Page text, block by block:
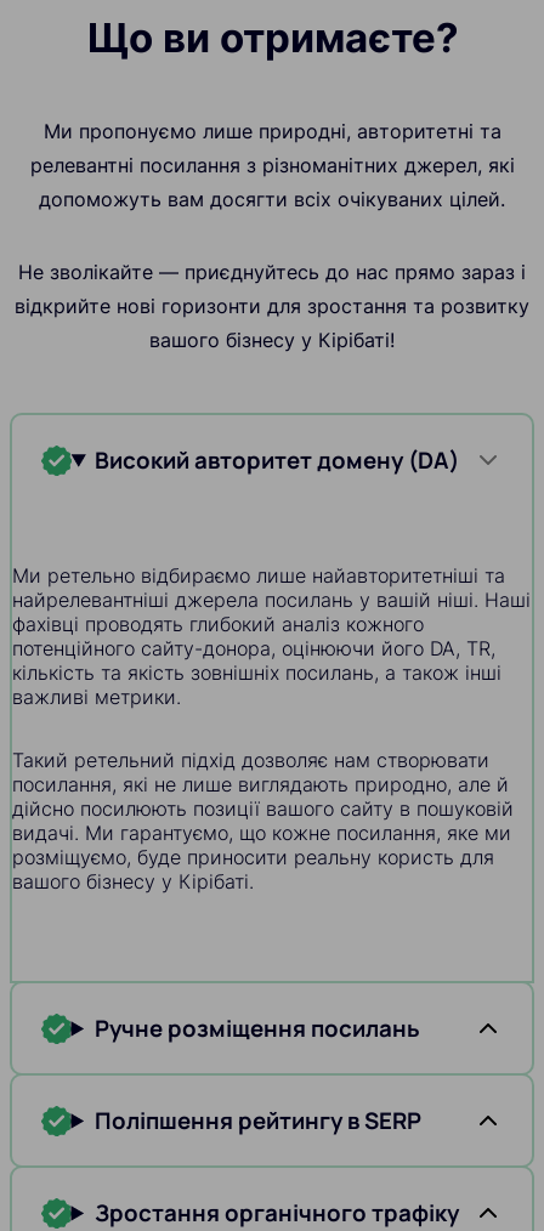
Що ви отримаєте?
Ми пропонуємо лише природні, авторитетні та
релевантні посилання з різноманітних джерел, які
допоможуть вам досягти всіх очікуваних цілей.
Не зволікайте — приєднуйтесь до нас прямо зараз і
відкрийте нові горизонти для зростання та розвитку
вашого бізнесу у Кірібаті!
Високий авторитет домену (DA)
Ми ретельно відбираємо лише найавторитетніші та
найрелевантніші джерела посилань у вашій ніші. Наші
фахівці проводять глибокий аналіз кожного
потенційного сайту-донора, оцінюючи його DA, TR,
кількість та якість зовнішніх посилань, а також інші
важливі метрики.
Такий ретельний підхід дозволяє нам створювати
посилання, які не лише виглядають природно, але й
дійсно посилюють позиції вашого сайту в пошуковій
видачі. Ми гарантуємо, що кожне посилання, яке ми
розміщуємо, буде приносити реальну користь для
вашого бізнесу у Кірібаті.
Ручне розміщення посилань
Поліпшення рейтингу в SERP
Зростання органічного трафіку